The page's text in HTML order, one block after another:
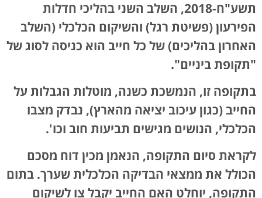
תשע"ח-2018, השלב השני בהליכי חדלות
הפירעון (פשיטת רגל) והשיקום הכלכלי (השלב
האחרון בהליכים) של כל חייב הוא כניסה לסוג של
"תקופת ביניים".
בתקופה זו, הנמשכת כשנה, מוטלות הגבלות על
החייב (כגון עיכוב יציאה מהארץ), נבדק מצבו
הכלכלי, הנושים מגישים תביעות חוב וכו'.
לקראת סיום התקופה, הנאמן מכין דוח מסכם
הכולל את ממצאי הבדיקה הכלכלית שערך. בתום
התקופה, יוחלט האם החייב יקבל צו לשיקום